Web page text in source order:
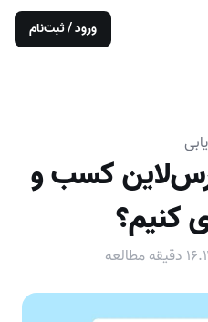
ورود / ثبت‌نام
کسب و
کنیم؟
.۱۶ دقیقه مطالعه